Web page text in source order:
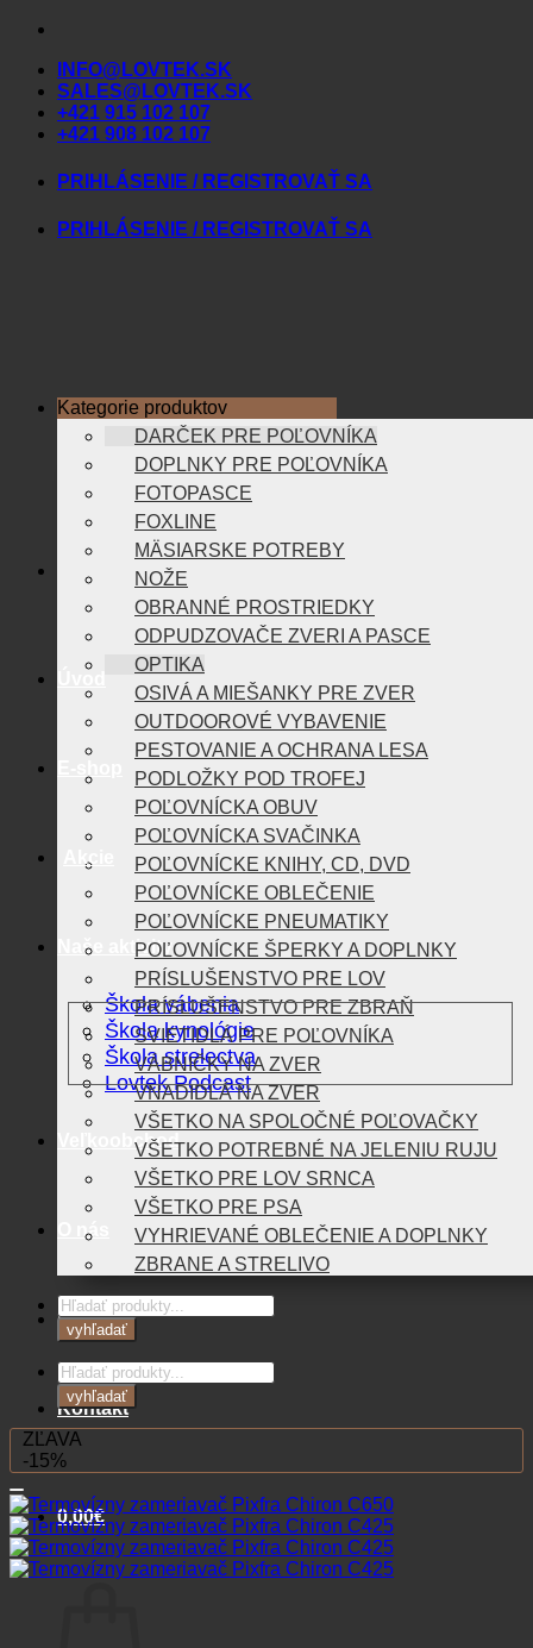
Skip
contentINFO@LOVTEK.SK
SALES@LOVTEK.SK
+421 915 102 107
+421 908 102 107
PRIHLÁSENIE / REGISTROVAŤ SA
PRIHLÁSENIE / REGISTROVAŤ SA
Akcie
Naše aktivity
Škola vábenia
Škola kynológie
Škola strelectva
Lovtek Podcast
Veľkoobchod
O nás
Blog
Kontakt
0,00€
Košík
Kategorie produktov
DARČEK PRE POĽOVNÍKA
DOPLNKY PRE POĽOVNÍKA
FOTOPASCE
FOXLINE
MÄSIARSKE POTREBY
NOŽE
OBRANNÉ PROSTRIEDKY
ODPUDZOVAČE ZVERI A PASCE
OPTIKA
OSIVÁ A MIEŠANKY PRE ZVER
OUTDOOROVÉ VYBAVENIE
PESTOVANIE A OCHRANA LESA
PODLOŽKY POD TROFEJ
POĽOVNÍCKA OBUV
POĽOVNÍCKA SVAČINKA
POĽOVNÍCKE KNIHY, CD, DVD
POĽOVNÍCKE OBLEČENIE
POĽOVNÍCKE PNEUMATIKY
POĽOVNÍCKE ŠPERKY A DOPLNKY
PRÍSLUŠENSTVO PRE LOV
PRÍSLUŠENSTVO PRE ZBRAŇ
SVIETIDLÁ PRE POĽOVNÍKA
VÁBNIČKY NA ZVER
VNADIDLÁ NA ZVER
VŠETKO NA SPOLOČNÉ POĽOVAČKY
VŠETKO POTREBNÉ NA JELENIU RUJU
VŠETKO PRE LOV SRNCA
VŠETKO PRE PSA
VYHRIEVANÉ OBLEČENIE A DOPLNKY
ZBRANE A STRELIVO
Products
search
vyhľadať
Products
search
vyhľadať
ZĽAVA
-15%